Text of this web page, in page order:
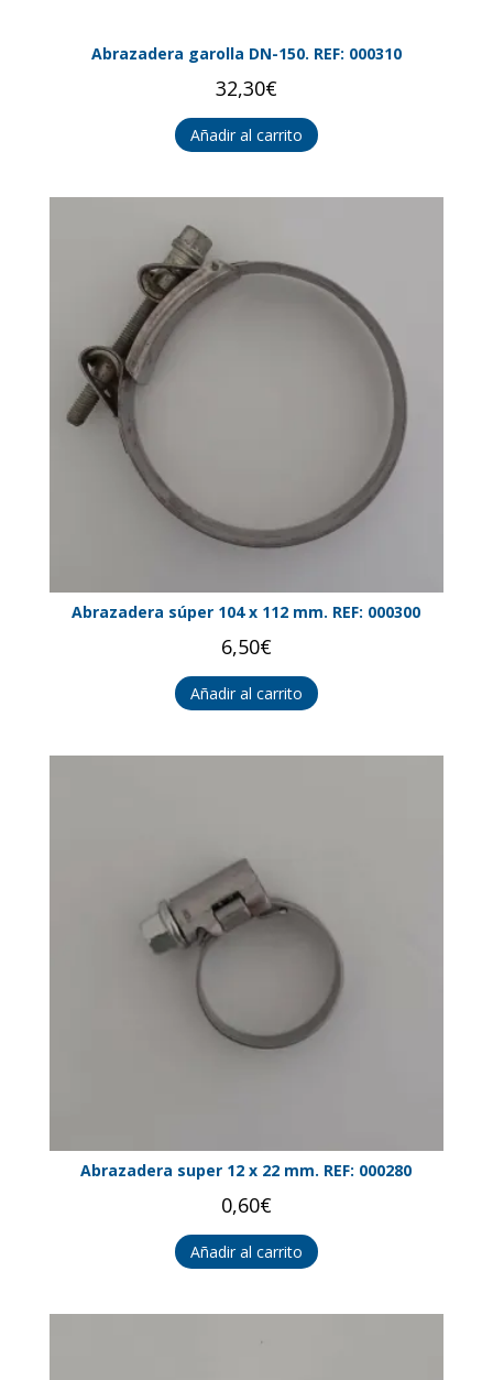
Abrazadera garolla DN-150. REF: 000310
32,30€
Añadir al carrito
Abrazadera súper 104 x 112 mm. REF: 000300
6,50€
Añadir al carrito
Abrazadera super 12 x 22 mm. REF: 000280
0,60€
Añadir al carrito